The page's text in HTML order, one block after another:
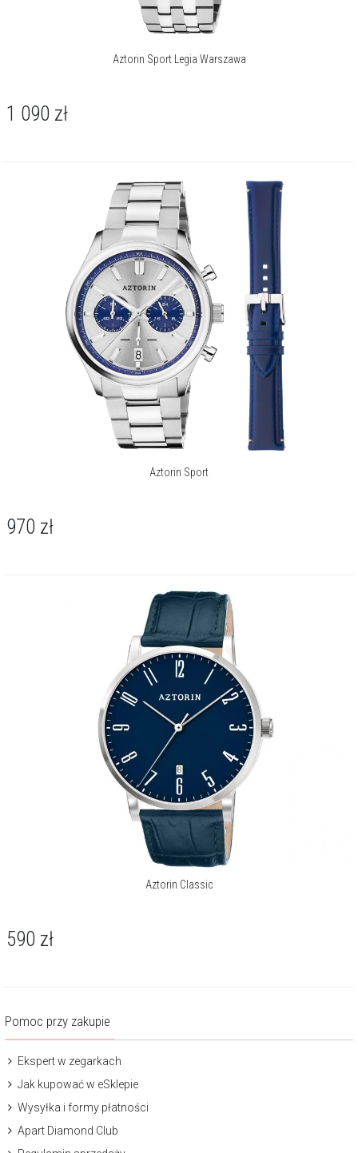
Aztorin Sport Legia Warszawa
1 090 zł
Aztorin Sport
970 zł
Aztorin Classic
590 zł
Pomoc przy zakupie
Ekspert w zegarkach
Jak kupować w eSklepie
Wysyłka i formy płatności
Apart Diamond Club